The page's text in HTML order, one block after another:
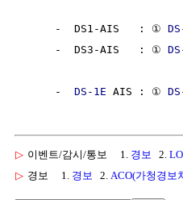
     -  DS1-AIS   : ①
     -  DS3-AIS   : ①
     -
DS-1E AIS : ①
▷ 이벤트/감시/통보 1. 경보 2.
▷ 경보 1. 경보 2. ACO(가청경보